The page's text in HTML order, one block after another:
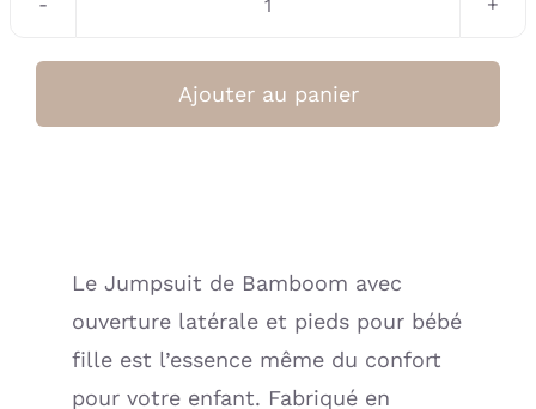
quantité
Combinaison
Ajouter au panier
Le Jumpsuit de Bamboom avec
ouverture latérale et pieds pour bébé
fille est l’essence même du confort
pour votre enfant. Fabriqué en